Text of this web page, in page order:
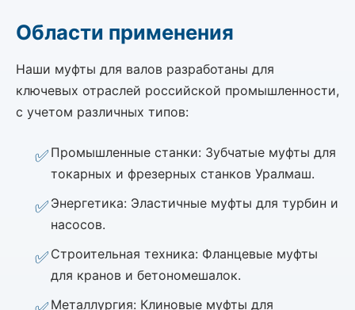
Области применения
Наши муфты для валов разработаны для
ключевых отраслей российской промышленности,
с учетом различных типов:
Промышленные станки: Зубчатые муфты для
токарных и фрезерных станков Уралмаш.
Энергетика: Эластичные муфты для турбин и
насосов.
Строительная техника: Фланцевые муфты
для кранов и бетономешалок.
Металлургия: Клиновые муфты для